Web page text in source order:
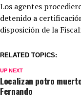
Los agentes
detenido a
disposición de la
RELATED TOPICS:
UP NEXT
Localizan potro
Fernando